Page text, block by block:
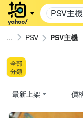
PSV主機
PSV PSV主機
全部
分類
最新上架 價